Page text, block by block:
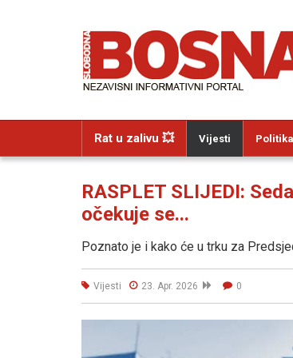
Rat u zalivu 💥 Vijesti Politika
RASPLET SLIJEDI:
očekuje se...
Poznato je i kako će u trku za
Vijesti 23. Apr. 2026 0